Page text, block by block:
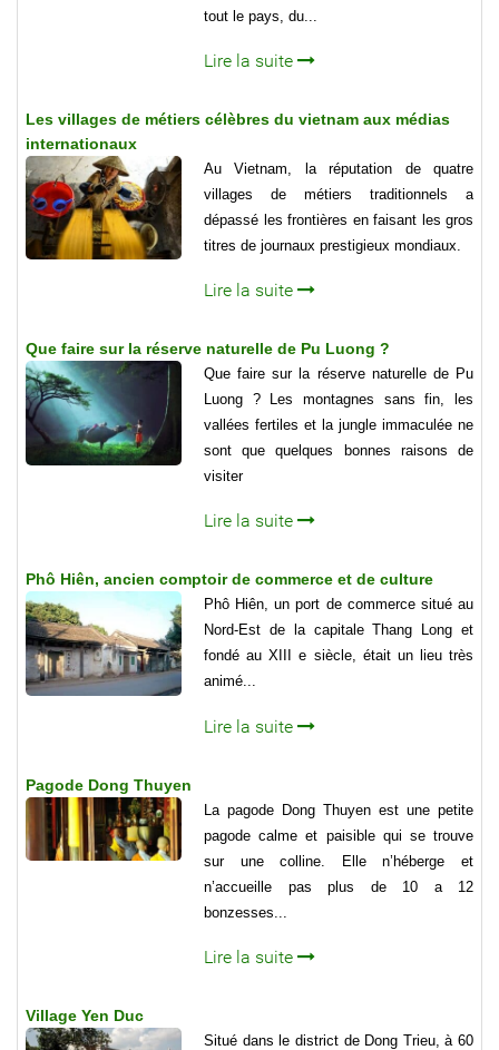
tout le pays, du...
Lire la suite
Les villages de métiers célèbres du vietnam aux médias
internationaux
Au Vietnam, la réputation de quatre
villages de métiers traditionnels a
dépassé les frontières en faisant les gros
titres de journaux prestigieux mondiaux.
Lire la suite
Que faire sur la réserve naturelle de Pu Luong ?
Que faire sur la réserve naturelle de Pu
Luong ? Les montagnes sans fin, les
vallées fertiles et la jungle immaculée ne
sont que quelques bonnes raisons de
visiter
Lire la suite
Phô Hiên, ancien comptoir de commerce et de culture
Phô Hiên, un port de commerce situé au
Nord-Est de la capitale Thang Long et
fondé au XIII e siècle, était un lieu très
animé...
Lire la suite
Pagode Dong Thuyen
La pagode Dong Thuyen est une petite
pagode calme et paisible qui se trouve
sur une colline. Elle n’héberge et
n’accueille pas plus de 10 a 12
bonzesses...
Lire la suite
Village Yen Duc
Situé dans le district de Dong Trieu, à 60